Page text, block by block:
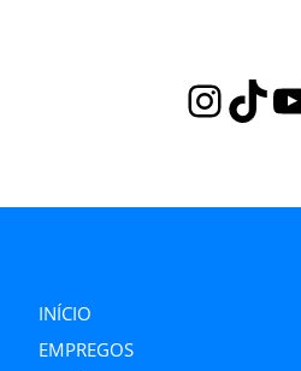
InstagramTikTok Youtube
INÍCIO
EMPREGOS